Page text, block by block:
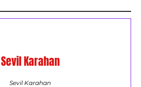
Sevil Karahan
Sevil Karahan